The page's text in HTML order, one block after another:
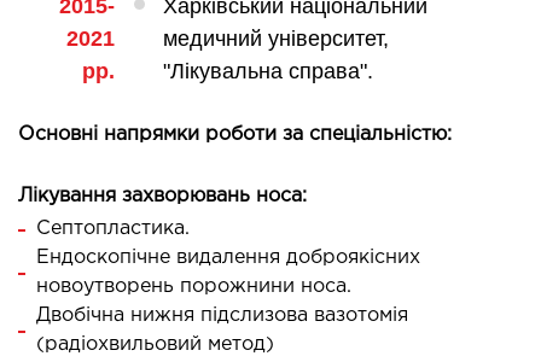
хирургия в клинике
интенсивной терапии
стационар
транспортировка в Киеве и
(Перевозка больных)
помощь в Киеве
2015-
2021
рр.
Харківський національний
медичний університет,
"Лікувальна справа".
Основні напрямки роботи за спеціальністю:
Лікування захворювань носа:
Септопластика.
Ендоскопічне видалення доброякісних
новоутворень порожнини носа.
Двобічна нижня підслизова вазотомія
(радіохвильовий метод)